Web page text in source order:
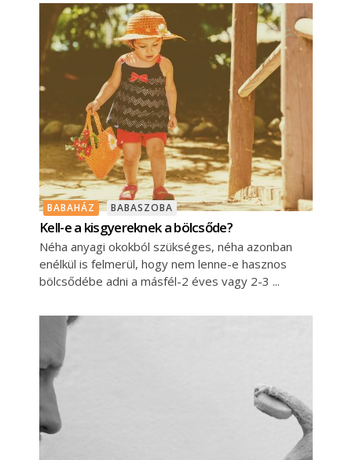
BABAHÁZ BABASZOBA
Kell-e a kisgyereknek a bölcsőde?
Néha anyagi okokból szükséges, néha azonban
enélkül is felmerül, hogy nem lenne-e hasznos
bölcsődébe adni a másfél-2 éves vagy 2-3